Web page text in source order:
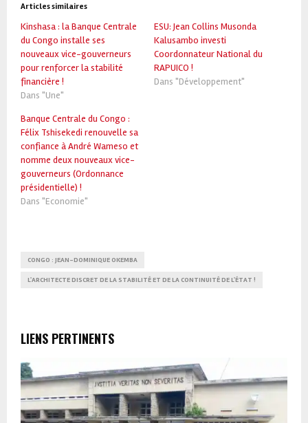
Articles similaires
Kinshasa : la Banque Centrale
du Congo installe ses
nouveaux vice-gouverneurs
pour renforcer la stabilité
financière !
Dans "Une"
ESU: Jean Collins Musonda
Kalusambo investi
Coordonnateur National du
RAPUICO !
Dans "Développement"
Banque Centrale du Congo :
Félix Tshisekedi renouvelle sa
confiance à André Wameso et
nomme deux nouveaux vice-
gouverneurs (Ordonnance
présidentielle) !
Dans "Economie"
CONGO : JEAN-DOMINIQUE OKEMBA
L'ARCHITECTE DISCRET DE LA STABILITÉ ET DE LA CONTINUITÉ DE L'ÉTAT !
LIENS PERTINENTS